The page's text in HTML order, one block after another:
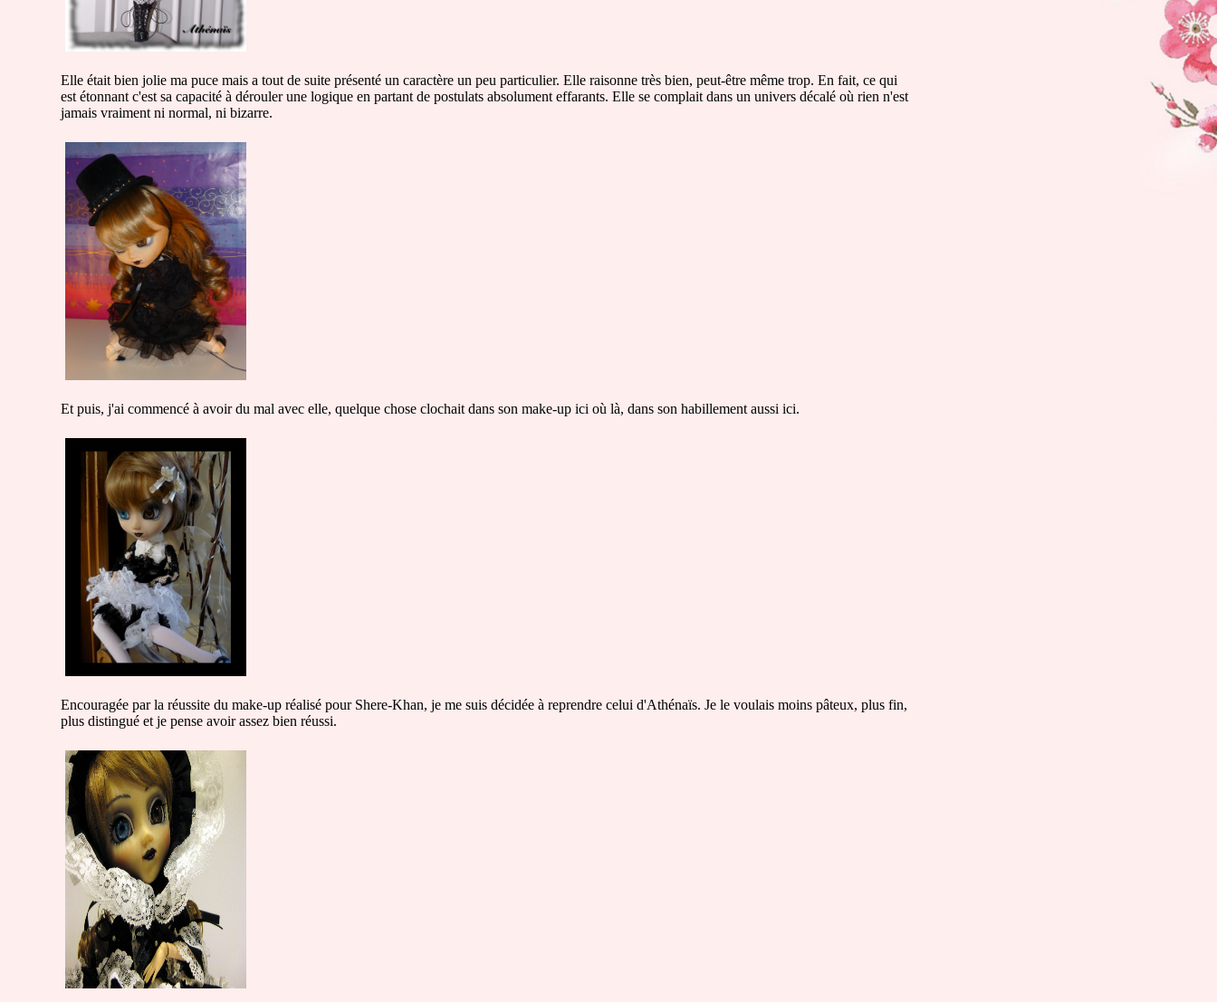
Elle était bien jolie ma puce mais a tout de suite présenté un caractère un peu particulier. Elle raisonne très bien, peut-être même trop. En fait, ce qui
est étonnant c'est sa capacité à dérouler une logique en partant de postulats absolument effarants. Elle se complait dans un univers décalé où rien n'est
jamais vraiment ni normal, ni bizarre.
Et puis, j'ai commencé à avoir du mal avec elle, quelque chose clochait dans son make-up ici où là, dans son habillement aussi ici.
Encouragée par la réussite du make-up réalisé pour Shere-Khan, je me suis décidée à reprendre celui d'Athénaïs. Je le voulais moins pâteux, plus fin,
plus distingué et je pense avoir assez bien réussi.